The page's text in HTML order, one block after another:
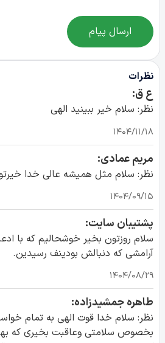
ارسال پیام
نظرات
ع ق:
نظر: سلام خیر ببینید الهی
۱۴۰۴/۱۱/۱۸
مریم عمادی:
نظر: سلام مثل همیشه عالی خدا
۱۴۰۴/۰۹/۱۵
پشتیبان سایت:
سلام روزتون بخیر خوشحالیم که با
آرامشی که دنبالش بودینف رسیدین.
۱۴۰۴/۰۸/۲۹
طاهره جمشیدزاده:
نظر: سلام خدا قوت الهی به تمام
بخصوص سلامتی وعاقبت بخیری که